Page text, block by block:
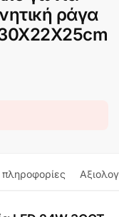
ράγα
πληροφορίες